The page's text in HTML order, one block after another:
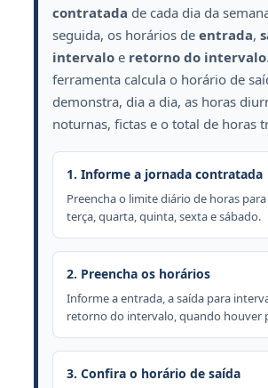
contratada de cada dia da
seguida, os horários de entrada,
intervalo e retorno do intervalo
ferramenta calcula o horário de
demonstra, dia a dia, as horas
noturnas, fictas e o total de horas
1. Informe a jornada contratada
Preencha o limite diário de horas
terça, quarta, quinta, sexta e sábado.
2. Preencha os horários
Informe a entrada, a saída para
retorno do intervalo, quando houver
3. Confira o horário de saída